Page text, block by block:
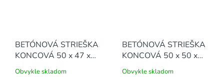
BETÓNOVÁ STRIEŠKA
KONCOVÁ 50 x 47 x
5,9 cm, ŠIKMÁ
Obvykle skladom
BETÓNOVÁ STRIEŠKA
KONCOVÁ 50 x 50 x
6,1 cm, ŠIKMÁ
Obvykle skladom